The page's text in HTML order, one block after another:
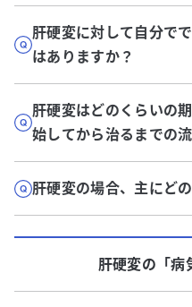
肝硬変に対して自分で
はありますか？
肝硬変はどのくらいの
始してから治るまでの
肝硬変の場合、主にど
肝硬変の「病